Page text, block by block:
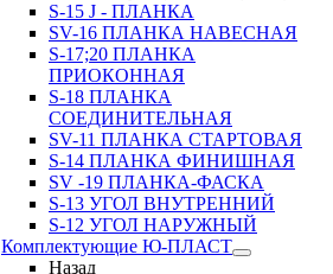
S-15 J - ПЛАНКА
SV-16 ПЛАНКА НАВЕСНАЯ
S-17;20 ПЛАНКА
ПРИОКОННАЯ
S-18 ПЛАНКА
СОЕДИНИТЕЛЬНАЯ
SV-11 ПЛАНКА СТАРТОВАЯ
S-14 ПЛАНКА ФИНИШНАЯ
SV -19 ПЛАНКА-ФАСКА
S-13 УГОЛ ВНУТРЕННИЙ
S-12 УГОЛ НАРУЖНЫЙ
Комплектующие Ю-ПЛАСТ
Назад